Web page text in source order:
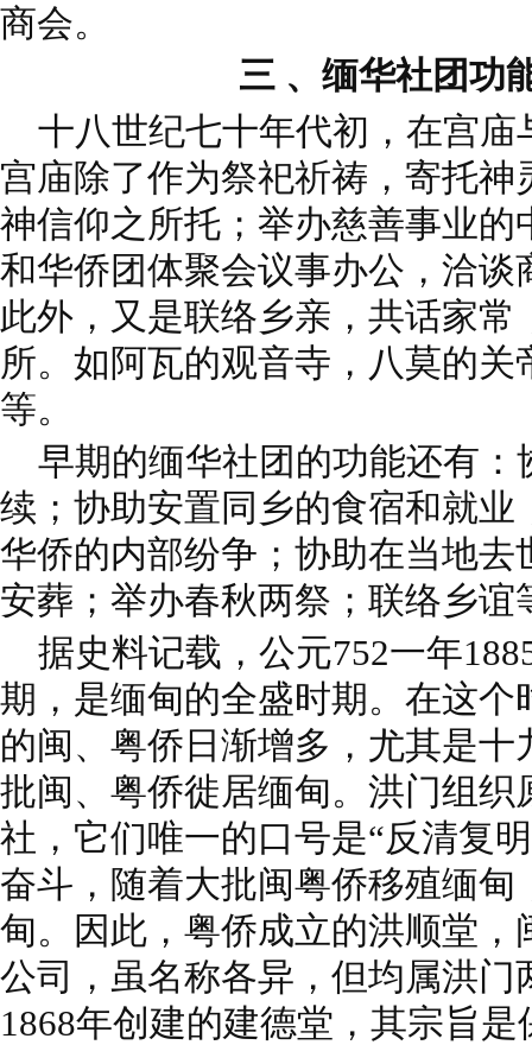
商会。
三 、缅华社团功
十八世纪七十年代初，在宫庙
宫庙除了作为祭祀祈祷，寄托
神信仰之所托；举办慈善事业的
和华侨团体聚会议事办公，洽谈
此外，又是联络乡亲，共话家常
所。如阿瓦的观音寺，八莫的
等。
早期的缅华社团的功能还有：
续；协助安置同乡的食宿和就业
华侨的内部纷争；协助在当地去
安葬；举办春秋两祭；联络乡谊
据史料记载，公元752一年
期，是缅甸的全盛时期。在这个
的闽、粤侨日渐增多，尤其是
批闽、粤侨徙居缅甸。洪门组织
社，它们唯一的口号是“反清复
奋斗，随着大批闽粤侨移殖缅
甸。因此，粤侨成立的洪顺堂，
公司，虽名称各异，但均属洪门
1868年创建的建德堂，其宗旨